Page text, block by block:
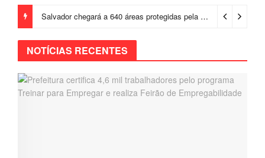
Salvador chegará a 640 áreas protegidas pela Prefeitura com investimentos em contenções de encostas e prevenção de riscos
NOTÍCIAS RECENTES